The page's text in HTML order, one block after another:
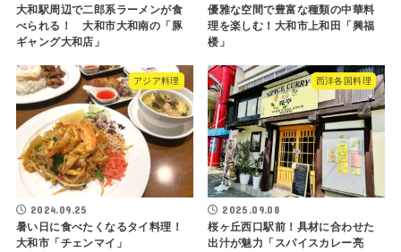
大和駅周辺で二郎系ラーメンが食
べられる！ 大和市大和南の「豚
ギャング大和店」
優雅な空間で豊富な種類の中華料
理を楽しむ！大和市上和田「興福
楼」
アジア料理
2024.09.25
暑い日に食べたくなるタイ料理！
大和市「チェンマイ」
西洋各国料理
2025.09.08
桜ヶ丘西口駅前！具材に合わせた
出汁が魅力「スパイスカレー亮